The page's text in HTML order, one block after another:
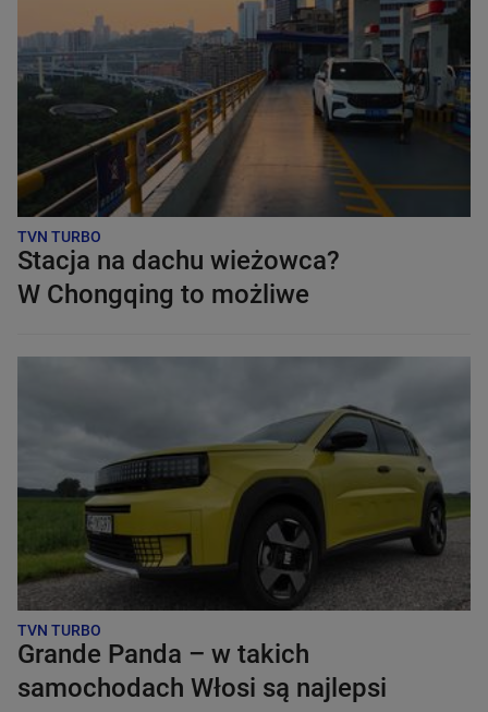
TVN TURBO
Stacja na dachu wieżowca?
W Chongqing to możliwe
TVN TURBO
Grande Panda – w takich
samochodach Włosi są najlepsi